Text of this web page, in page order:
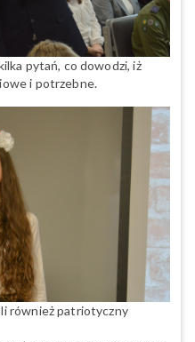
pytań, co dowodzi, iż
i potrzebne.
również patriotyczny